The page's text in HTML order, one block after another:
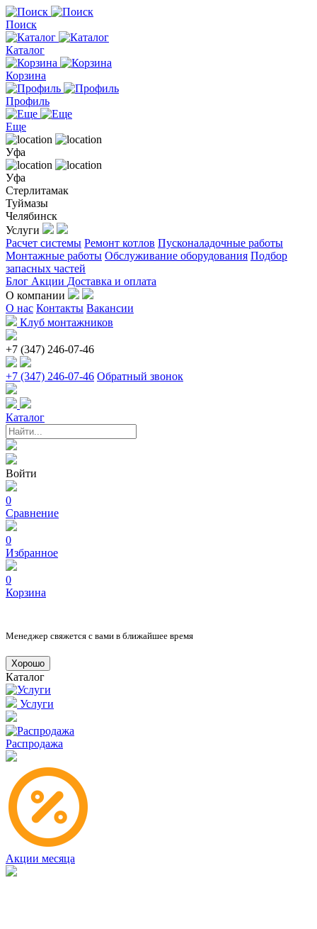
Поиск
Каталог
Корзина
Профиль
Еще
Уфа
Уфа
Стерлитамак
Туймазы
Челябинск
Услуги
Расчет системы Ремонт котлов Пусконаладочные работы
Монтажные работы Обслуживание оборудования Подбор
запасных частей
Блог Акции Доставка и оплата
О компании
О нас Контакты Вакансии
Клуб монтажников
+7 (347) 246-07-46
+7 (347) 246-07-46 Обратный звонок
Каталог
Войти
0
Сравнение
0
Избранное
0
Корзина
Менеджер свяжется с вами в ближайшее время
Хорошо
Каталог
Услуги
Распродажа
Акции месяца